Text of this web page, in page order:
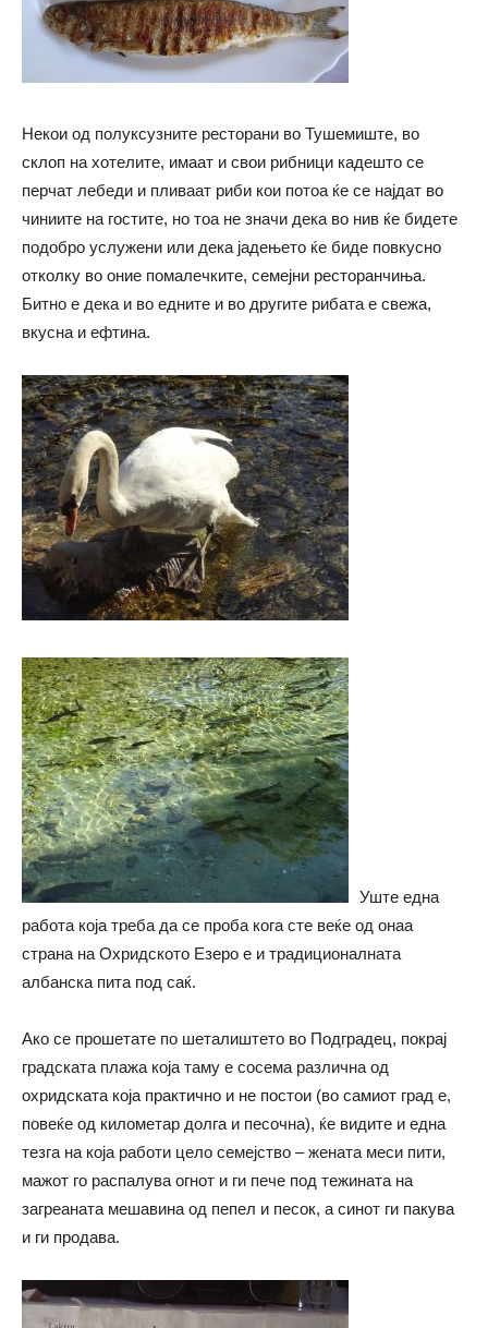
Некои од полуксузните ресторани во Тушемиште, во
склоп на хотелите, имаат и свои рибници кадешто се
перчат лебеди и пливаат риби кои потоа ќе се најдат во
чиниите на гостите, но тоа не значи дека во нив ќе бидете
подобро услужени или дека јадењето ќе биде повкусно
отколку во оние помалечките, семејни ресторанчиња.
Битно е дека и во едните и во другите рибата е свежа,
вкусна и ефтина.
Уште една
работа која треба да се проба кога сте веќе од онаа
страна на Охридското Езеро е и традиционалната
албанска пита под саќ.
Ако се прошетате по шеталиштето во Подградец, покрај
градската плажа која таму е сосема различна од
охридската која практично и не постои (во самиот град е,
повеќе од километар долга и песочна), ќе видите и една
тезга на која работи цело семејство – жената меси пити,
мажот го распалува огнот и ги пече под тежината на
загреаната мешавина од пепел и песок, а синот ги пакува
и ги продава.